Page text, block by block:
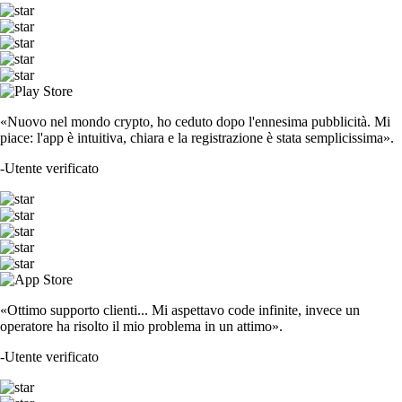
«Nuovo nel mondo crypto, ho ceduto dopo l'ennesima pubblicità. Mi
piace: l'app è intuitiva, chiara e la registrazione è stata semplicissima».
-Utente verificato
«Ottimo supporto clienti... Mi aspettavo code infinite, invece un
operatore ha risolto il mio problema in un attimo».
-Utente verificato